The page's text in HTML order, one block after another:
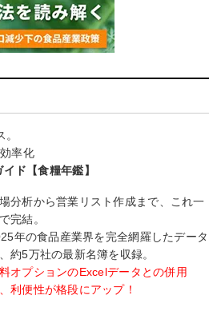
率化
ド【食糧年鑑】
分析から営業リスト作成まで、これ一
完結。
年の食品産業界を完全網羅したデータ
約5万社の最新名簿を収録。
オプションのExcelデータとの併用
利便性が格段にアップ！